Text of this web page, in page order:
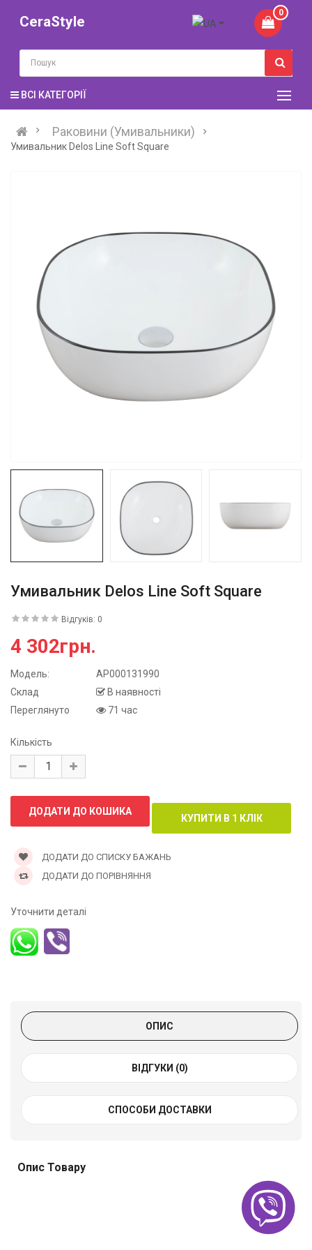
CeraStyle
0
ВСІ КАТЕГОРІЇ
Раковини (Умивальники)
Умивальник Delos Line Soft Square
Умивальник Delos Line Soft Square
Відгуків: 0
4 302грн.
Модель:
АР000131990
Склад
В наявності
Переглянуто
71 час
Кількість
ДОДАТИ ДО СПИСКУ БАЖАНЬ
ДОДАТИ ДО ПОРІВНЯННЯ
Уточнити деталі
ОПИС
ВІДГУКИ (0)
СПОСОБИ ДОСТАВКИ
Опис Товару